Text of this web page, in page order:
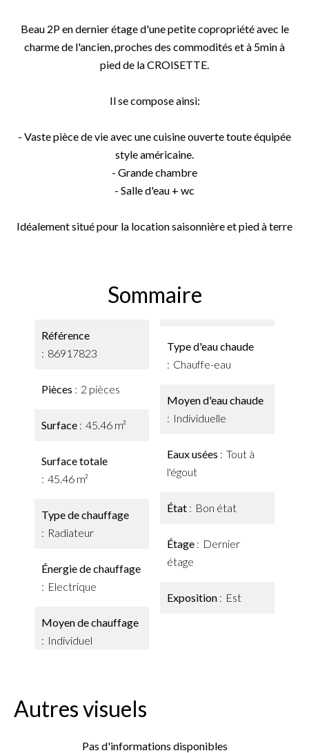
Beau 2P en dernier étage d'une petite copropriété avec le
charme de l'ancien, proches des commodités et à 5min à
pied de la CROISETTE.
Il se compose ainsi:
- Vaste pièce de vie avec une cuisine ouverte toute équipée
style américaine.
- Grande chambre
- Salle d'eau + wc
Idéalement situé pour la location saisonnière et pied à terre
Sommaire
Référence
86917823
Pièces 2 pièces
Surface 45.46 m²
Surface totale
45.46 m²
Type de chauffage
Radiateur
Énergie de chauffage
Electrique
Moyen de chauffage
Individuel
Type d'eau chaude
Chauffe-eau
Moyen d'eau chaude
Individuelle
Eaux usées
Tout à
l'égout
État Bon état
Étage
Dernier
étage
Exposition Est
Autres visuels
Pas d'informations disponibles